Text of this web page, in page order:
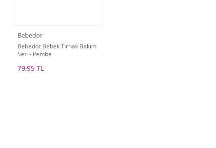
Bebedor
Bebedor Bebek Tırnak Bakım
Seti - Pembe
79,95 TL